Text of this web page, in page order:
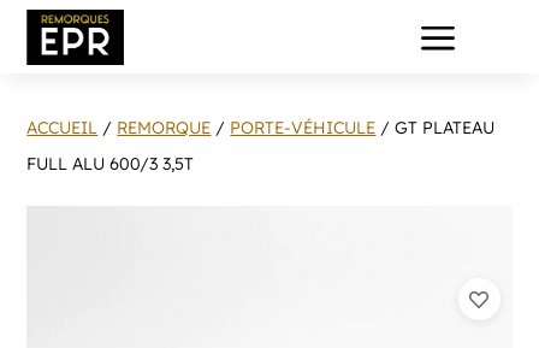
a
ACCUEIL / REMORQUE / PORTE-VÉHICULE / GT PLATEAU
FULL ALU 600/3 3,5T